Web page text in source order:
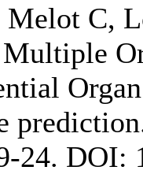
Melot C,
24. DOI: